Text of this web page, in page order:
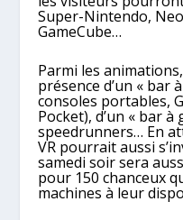
Super-Nintendo,
GameCube…
Parmi les
présence d’un « bar
consoles portables,
Pocket), d’un « bar
speedrunners… En
VR pourrait aussi
samedi soir sera
pour 150 chanceux
machines à leur